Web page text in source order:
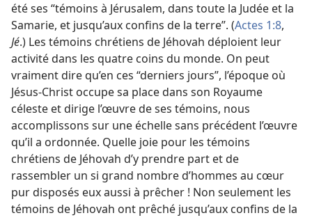
été ses “témoins à Jérusalem, dans toute la Judée et la
Samarie, et jusqu’aux confins de la terre”. (Actes 1:8,
Jé.) Les témoins chrétiens de Jéhovah déploient leur
activité dans les quatre coins du monde. On peut
vraiment dire qu’en ces “derniers jours”, l’époque où
Jésus-Christ occupe sa place dans son Royaume
céleste et dirige l’œuvre de ses témoins, nous
accomplissons sur une échelle sans précédent l’œuvre
qu’il a ordonnée. Quelle joie pour les témoins
chrétiens de Jéhovah d’y prendre part et de
rassembler un si grand nombre d’hommes au cœur
pur disposés eux aussi à prêcher ! Non seulement les
témoins de Jéhovah ont prêché jusqu’aux confins de la